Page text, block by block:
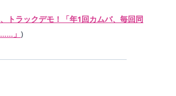
トラックデモ！「年1回カムバ、毎回同
」 )